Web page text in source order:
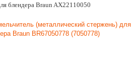
блендера Braun AX22110050